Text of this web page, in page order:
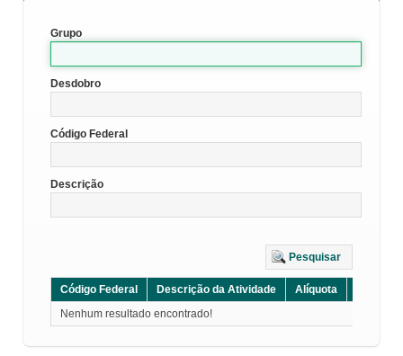
Grupo
Desdobro
Código Federal
Descrição
Pesquisar
Código Federal Descrição da Atividade Alíquota
Nenhum resultado encontrado!